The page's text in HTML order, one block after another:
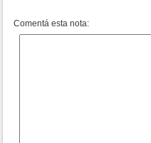
Comentá esta nota: